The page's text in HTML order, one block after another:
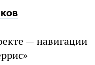
— навигации